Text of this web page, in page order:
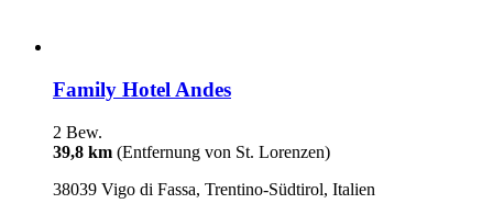
Family Hotel Andes
2 Bew.
39,8 km (Entfernung von St. Lorenzen)
38039 Vigo di Fassa, Trentino-Südtirol, Italien